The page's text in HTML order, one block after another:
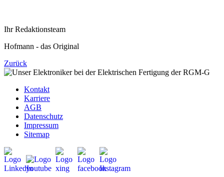
Ihr Redaktionsteam
Hofmann - das Original
Zurück
Kontakt
Karriere
AGB
Datenschutz
Impressum
Sitemap